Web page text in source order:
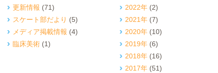
更新情報 (71)
スケート部だより (5)
メディア掲載情報 (4)
臨床美術 (1)
2022年 (2)
2021年 (7)
2020年 (10)
2019年 (6)
2018年 (16)
2017年 (51)